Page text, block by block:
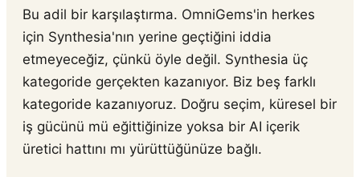
Bu adil bir karşılaştırma. OmniGems'in herkes
için Synthesia'nın yerine geçtiğini iddia
etmeyeceğiz, çünkü öyle değil. Synthesia üç
kategoride gerçekten kazanıyor. Biz beş farklı
kategoride kazanıyoruz. Doğru seçim, küresel bir
iş gücünü mü eğittiğinize yoksa bir AI içerik
üretici hattını mı yürüttüğünüze bağlı.